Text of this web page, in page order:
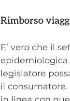
Rimborso
E’ vero che il
epidemiologica
legislatore
il